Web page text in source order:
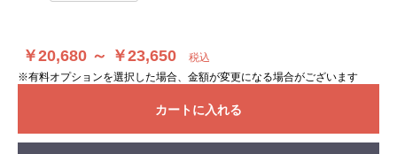
￥20,680 ～ ￥23,650
税込
※有料オプションを選択した場合、金額が変更になる場合がございます
カートに入れる